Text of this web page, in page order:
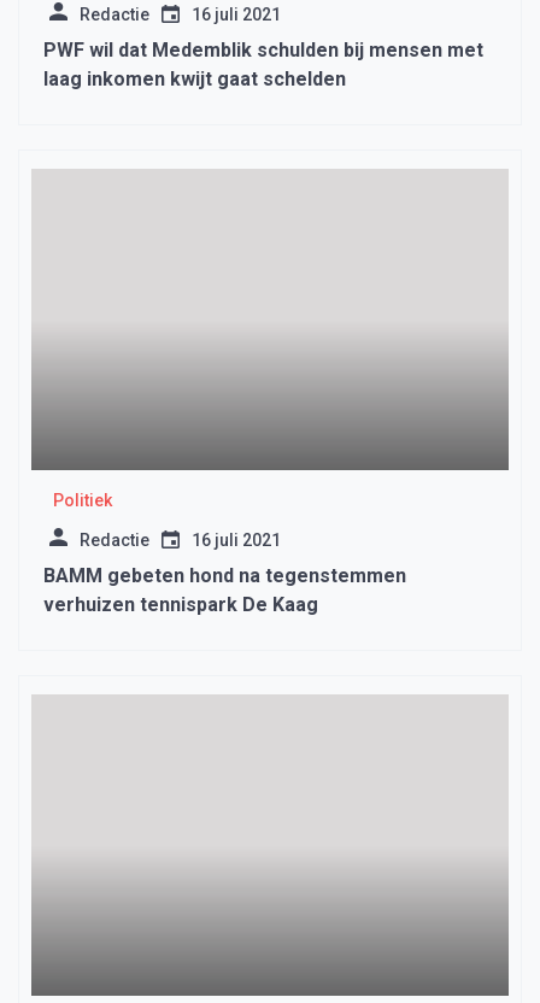
Redactie 16 juli 2021
PWF wil dat Medemblik schulden bij mensen met
laag inkomen kwijt gaat schelden
Politiek
Redactie 16 juli 2021
BAMM gebeten hond na tegenstemmen
verhuizen tennispark De Kaag